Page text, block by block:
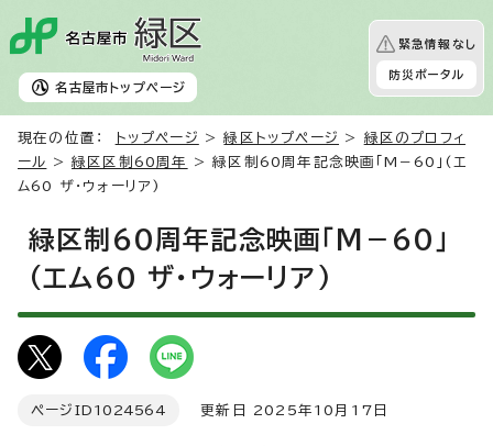
名古屋市 トップページ
緊急情報なし
防災ポータル
現在の位置： トップページ >緑区トップページ > 緑区のプロフィ
ール
>緑区区制60周年
> 緑区制60周年記念映画「M－60」(エ
ム60 ザ・ウォーリア)
緑区制60周年記念映画「M－60」
(エム60 ザ・ウォーリア)
ページID 1024564 更新日 2025年10月17日